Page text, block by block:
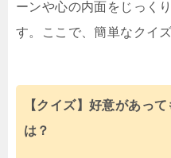
ーンや心の内面をじっく
す。ここで、簡単なクイ
【クイズ】好意があっ
は？